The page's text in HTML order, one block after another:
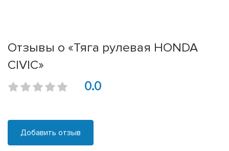
Отзывы о «Тяга рулевая HONDA
CIVIC»
0.0
Добавить отзыв